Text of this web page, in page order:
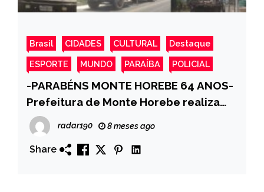
Brasil CIDADES CULTURAL Destaque
ESPORTE MUNDO PARAÍBA POLICIAL
-PARABÉNS MONTE HOREBE 64 ANOS-
Prefeitura de Monte Horebe realiza
manutenção de iluminação pública.
radar190 8 meses ago
Share